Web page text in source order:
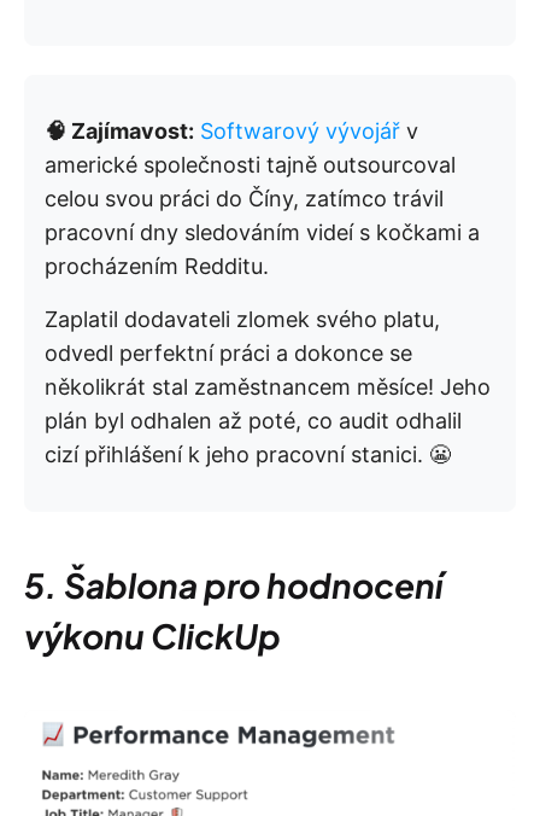
🧠 Zajímavost: Softwarový vývojář v
americké společnosti tajně outsourcoval
celou svou práci do Číny, zatímco trávil
pracovní dny sledováním videí s kočkami a
procházením Redditu.
Zaplatil dodavateli zlomek svého platu,
odvedl perfektní práci a dokonce se
několikrát stal zaměstnancem měsíce! Jeho
plán byl odhalen až poté, co audit odhalil
cizí přihlášení k jeho pracovní stanici. 😬
5. Šablona pro hodnocení
výkonu ClickUp